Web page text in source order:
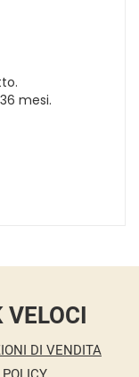
mesi.
VELOCI
DI VENDITA